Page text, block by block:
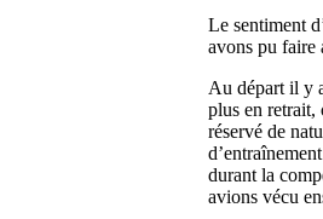
Le sentiment
avons pu
Au départ il y
plus en retrait,
réservé de
durant la
avions vécu